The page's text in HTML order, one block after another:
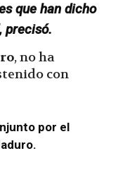
que han dicho
precisó.
, no ha
con
por el